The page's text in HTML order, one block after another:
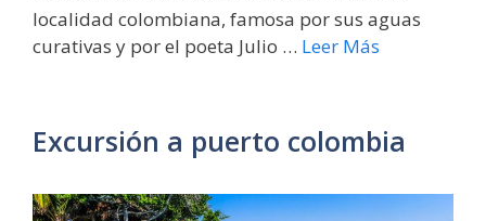
localidad colombiana, famosa por sus aguas
curativas y por el poeta Julio … Leer Más
Excursión a puerto colombia